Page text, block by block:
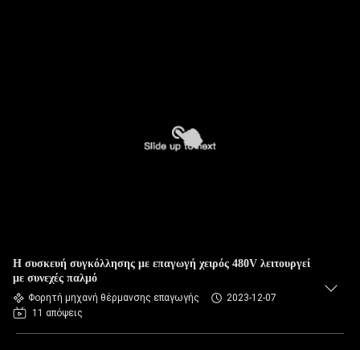
Η συσκευή συγκόλλησης με επαγωγή χειρός 480V λειτουργεί
με συνεχές παλμό
Φορητή μηχανή θέρμανσης επαγωγής
2023-12-07
11 απόψεις